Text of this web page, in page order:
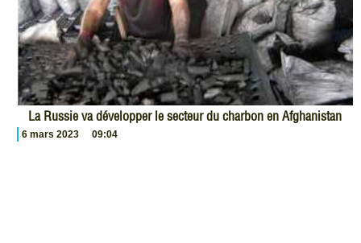
La Russie va développer le secteur du charbon en Afghanistan
6 mars 2023 09:04